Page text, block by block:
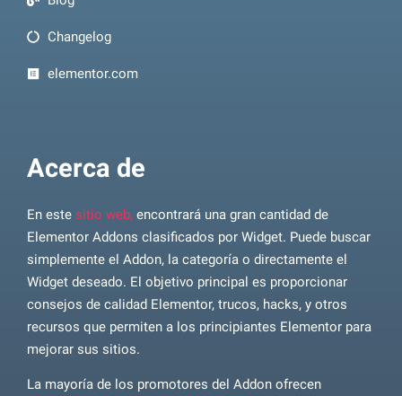
Acerca de
En este sitio web, encontrará una gran cantidad de
Elementor Addons clasificados por Widget. Puede buscar
simplemente el Addon, la categoría o directamente el
Widget deseado. El objetivo principal es proporcionar
consejos de calidad Elementor, trucos, hacks, y otros
recursos que permiten a los principiantes Elementor para
mejorar sus sitios.
La mayoría de los promotores del Addon ofrecen
Changelog
elementor.com